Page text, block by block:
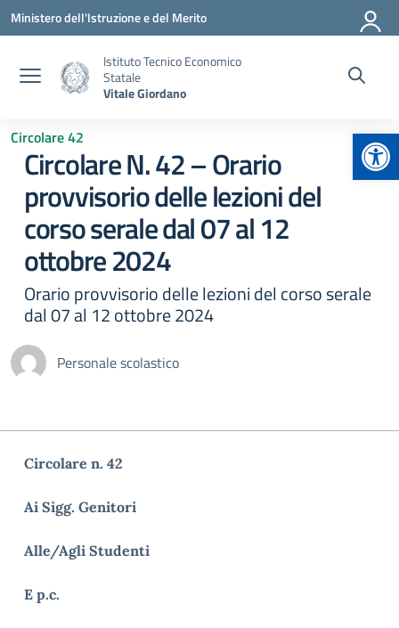
Vai ai contenuti
Vai al menu di navigazione
Vai al footer
Ministero dell'Istruzione e del Merito
Istituto Tecnico Economico
Statale
Vitale Giordano
Circolare 42
Circolare N. 42 – Orario
provvisorio delle lezioni del
corso serale dal 07 al 12
ottobre 2024
Orario provvisorio delle lezioni del corso serale
dal 07 al 12 ottobre 2024
Personale scolastico
Circolare n. 42
Ai Sigg. Genitori
Alle/Agli Studenti
E p.c.